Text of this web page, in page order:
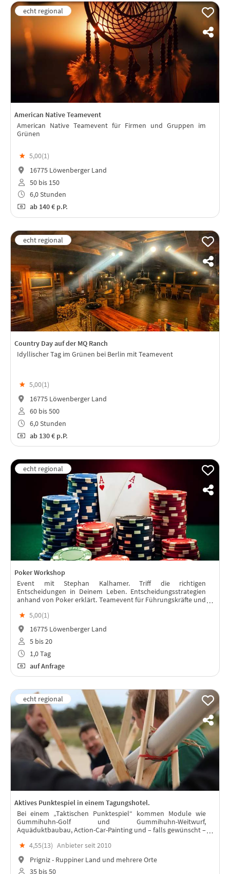
American Native Teamevent
American Native Teamevent für Firmen und Gruppen im
Grünen
★ 5,00(1)
16775 Löwenberger Land
50 bis 150
6,0 Stunden
ab140 € p.P.
Country Day auf der MQ Ranch
Idyllischer Tag im Grünen bei Berlin mit Teamevent
★ 5,00(1)
16775 Löwenberger Land
60 bis 500
6,0 Stunden
ab130 € p.P.
Poker Workshop
Event mit Stephan Kalhamer. Triff die richtigen
Entscheidungen in Deinem Leben. Entscheidungsstrategien
anhand von Poker erklärt. Teamevent für Führungskräfte und
★ 5,00(1)
16775 Löwenberger Land
5 bis 20
1,0 Tag
auf Anfrage
Aktives Punktespiel in einem Tagungshotel.
Bei einem „Taktischen Punktespiel“ kommen Module wie
Gummihuhn-Golf und Gummihuhn-Weitwurf,
Aquäduktbaubau, Action-Car-Painting und – falls gewünscht –
★ 4,55(13) Anbieter seit 2010
Prigniz - Ruppiner Land und mehrere Orte
35 bis 50